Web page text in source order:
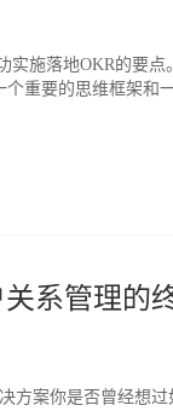
实施落地OKR的要点
重要的思维框架和
系管理的
方案你是否曾经想过